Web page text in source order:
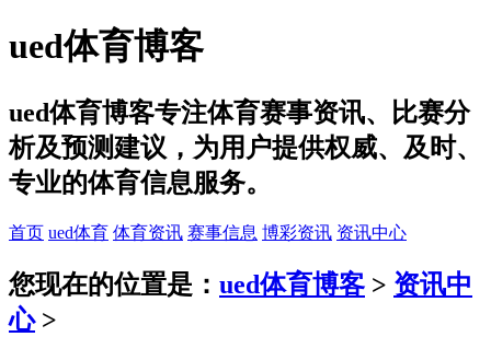
ued体育博客
ued体育博客专注体育赛事资讯、比赛分
析及预测建议，为用户提供权威、及时、
专业的体育信息服务。
首页 ued体育 体育资讯 赛事信息 博彩资讯 资讯中心
您现在的位置是： ued体育博客 > 资讯中
心>